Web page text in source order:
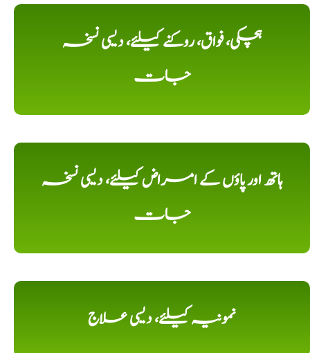
ہچکی، فواق، روکنے کیلئے، دیسی نسخہ
جات
ہاتھ اور پاؤں کے امراض کیلئے، دیسی نسخہ
جات
نمونیہ کیلئے، دیسی علاج